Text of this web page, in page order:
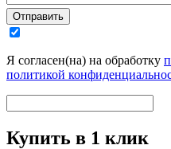
Отправить
Я согласен(на) на обработку
политикой
Купить в 1 клик